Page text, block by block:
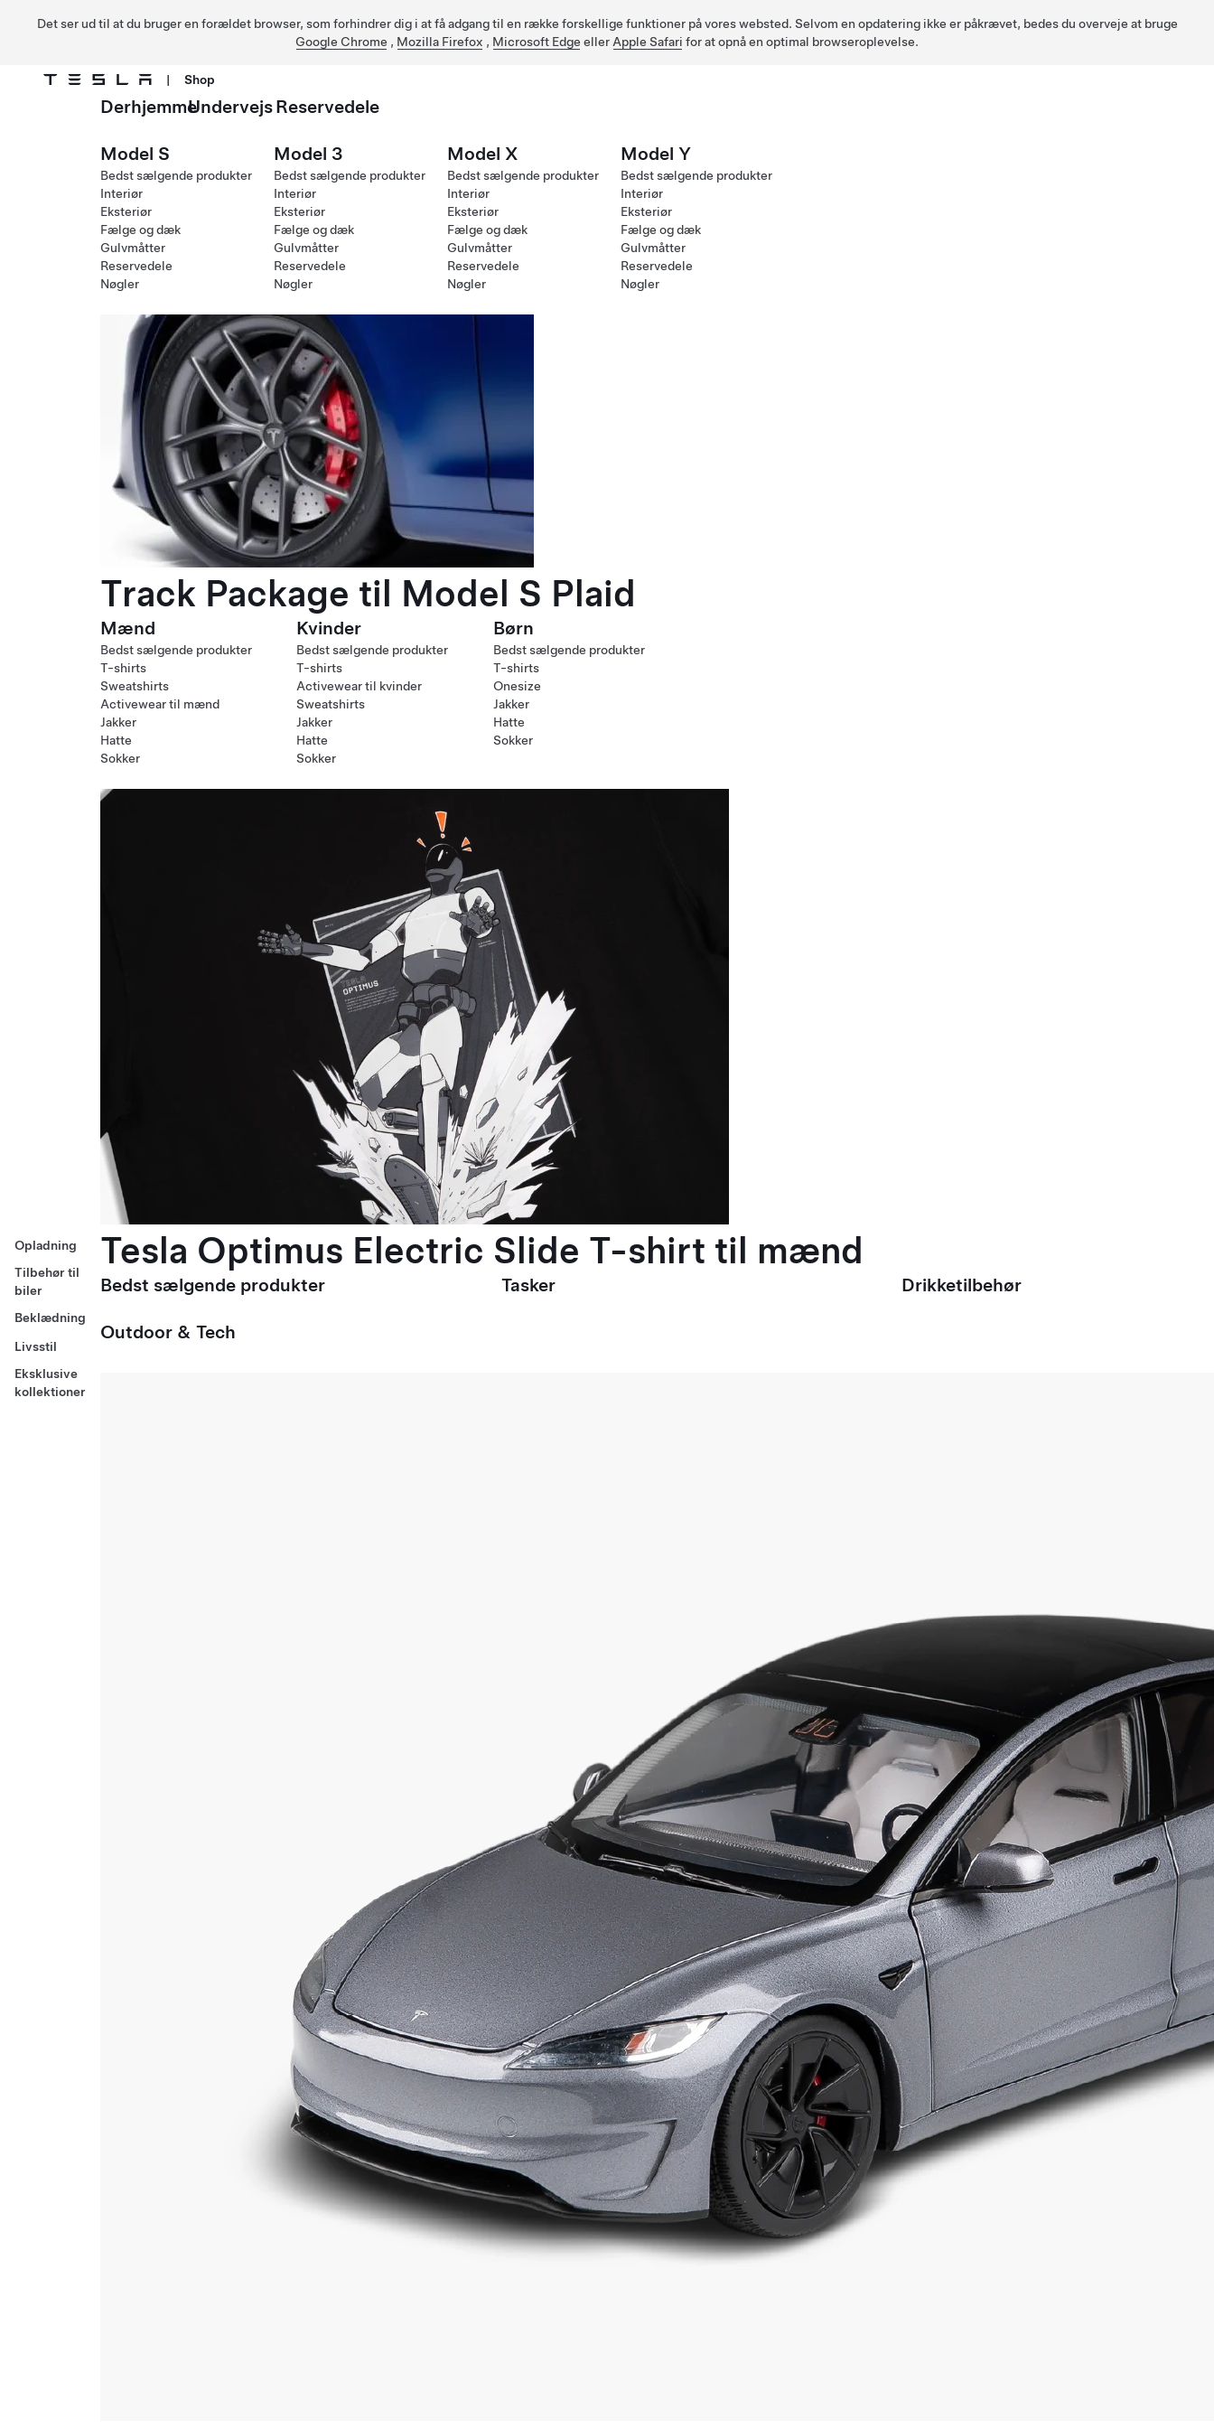
Det ser ud til at du bruger en forældet browser, som forhindrer dig i at få adgang til en række forskellige funktioner på vores websted. Selvom en opdatering ikke er påkrævet, bedes du overveje at bruge
Google Chrome , Mozilla Firefox , Microsoft Edge eller Apple Safari for at opnå en optimal browseroplevelse.
Gå til hovedindhold
| Shop
Opladning
Tilbehør til
biler
Beklædning
Livsstil
Eksklusive
kollektioner
DerhjemmeUndervejsReservedele
Model S
Bedst sælgende produkter
Interiør
Eksteriør
Fælge og dæk
Gulvmåtter
Reservedele
Nøgler
Model 3
Bedst sælgende produkter
Interiør
Eksteriør
Fælge og dæk
Gulvmåtter
Reservedele
Nøgler
Model X
Bedst sælgende produkter
Interiør
Eksteriør
Fælge og dæk
Gulvmåtter
Reservedele
Nøgler
Model Y
Bedst sælgende produkter
Interiør
Eksteriør
Fælge og dæk
Gulvmåtter
Reservedele
Nøgler
Track Package til Model S Plaid
Mænd
Bedst sælgende produkter
T-shirts
Sweatshirts
Activewear til mænd
Jakker
Hatte
Sokker
Kvinder
Bedst sælgende produkter
T-shirts
Activewear til kvinder
Sweatshirts
Jakker
Hatte
Sokker
Børn
Bedst sælgende produkter
T-shirts
Onesize
Jakker
Hatte
Sokker
Tesla Optimus Electric Slide T-shirt til mænd
Bedst sælgende produkter Tasker Drikketilbehør
Outdoor & Tech